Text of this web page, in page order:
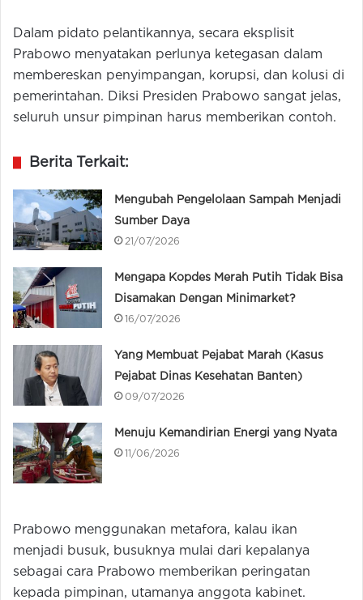
Dalam pidato pelantikannya, secara eksplisit
Prabowo menyatakan perlunya ketegasan dalam
membereskan penyimpangan, korupsi, dan kolusi di
pemerintahan. Diksi Presiden Prabowo sangat jelas,
seluruh unsur pimpinan harus memberikan contoh.
Berita Terkait:
Mengubah Pengelolaan Sampah Menjadi
Sumber Daya
21/07/2026
Mengapa Kopdes Merah Putih Tidak Bisa
Disamakan Dengan Minimarket?
16/07/2026
Yang Membuat Pejabat Marah (Kasus
Pejabat Dinas Kesehatan Banten)
09/07/2026
Menuju Kemandirian Energi yang Nyata
11/06/2026
Prabowo menggunakan metafora, kalau ikan
menjadi busuk, busuknya mulai dari kepalanya
sebagai cara Prabowo memberikan peringatan
kepada pimpinan, utamanya anggota kabinet.